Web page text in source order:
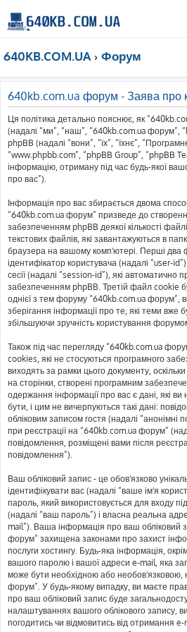
640KB.COM.UA Форум
640kb.com.ua форум - Заява про
Ця політика детально пояснює, як
(надалі “ми”, “наш”, “640kb.com.ua форум”,
phpBB (надалі “вони”, “їх”, “їхнє”,
“www.phpbb.com”, “phpBB Group”, “phpBB
інформацію, отриману під час будь-якої
про вас”).
Інформація про вас збирається двома
“640kb.com.ua форум” призведе до
забезпеченням phpBB деякої кількості
текстових файлів, які завантажуються в
браузера на вашому комп'ютері. Перші два
ідентифікатор користувача (надалі “user-
сесії (надалі “session-id”), які
забезпеченням phpBB. Третій файл cookie
однієї з тем форуму “640kb.com.ua форум”,
зберігання інформації про те, які теми вже
збільшуючи зручність користування
Також під час перегляду “640kb.com.ua
cookies, які не стосуються програмного
виходять за рамки цього документу,
на сторінки, створені програмним
одержання інформації про вас є дані, які
бути, і цим не вичерпуються такі дані:
обліковим записом гостя (надалі “анонімні
при реєстрації на “640kb.com.ua форум”
повідомлення, розміщені вами після
повідомлення”).
Ваш обліковий запис - це обов'язково
ідентифікувати вас (надалі “ваше ім'я
пароль, який використовується для входу
(надалі “ваш пароль”) і власна реальна
mail”). Ваша інформація про ваш обліковий
форум” захищена законами про захист
послуги хостингу. Будь-яка інформація,
вашого паролю і вашої адреси e-mail, яка
може бути необхідною або необов'язковою,
форум”. У будь-якому випадку, ви маєте
про ваш обліковий запис буде
налаштуваннях вашого облікового запису,
погодитись чи відмовитись від отримання e-